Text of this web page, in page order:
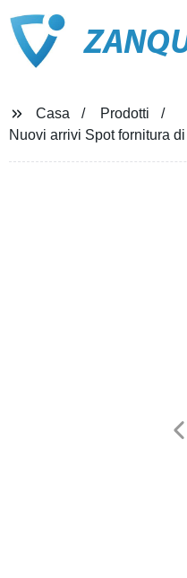
Casa
Prodotti
Nuovi arrivi Spot fornitura